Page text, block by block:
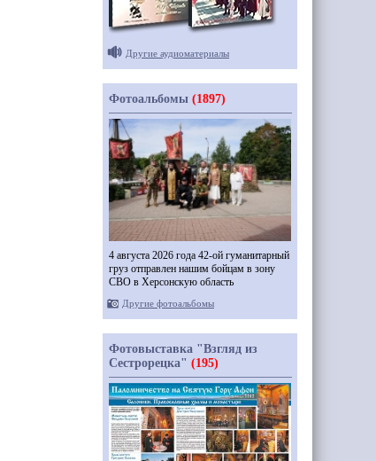
Другие аудиоматериалы
Фотоальбомы (1897)
4 августа 2026 года 42-ой гуманитарный
груз отправлен нашим бойцам в зону
СВО в Херсонскую область
Другие фотоальбомы
Фотовыставка "Взгляд из
Сестрорецка" (195)